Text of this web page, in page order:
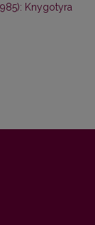
Knygotyra